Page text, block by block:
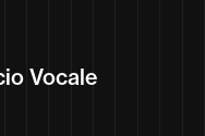
Vocale